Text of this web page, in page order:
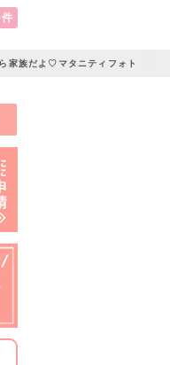
件
家族だよ♡マタニティフォト